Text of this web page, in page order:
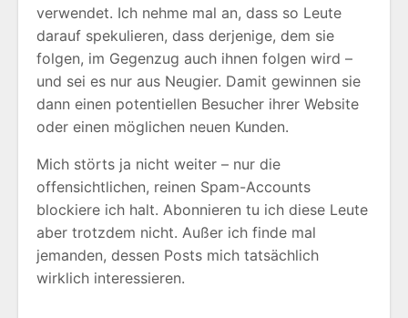
verwendet. Ich nehme mal an, dass so Leute
darauf spekulieren, dass derjenige, dem sie
folgen, im Gegenzug auch ihnen folgen wird –
und sei es nur aus Neugier. Damit gewinnen sie
dann einen potentiellen Besucher ihrer Website
oder einen möglichen neuen Kunden.
Mich störts ja nicht weiter – nur die
offensichtlichen, reinen Spam-Accounts
blockiere ich halt. Abonnieren tu ich diese Leute
aber trotzdem nicht. Außer ich finde mal
jemanden, dessen Posts mich tatsächlich
wirklich interessieren.